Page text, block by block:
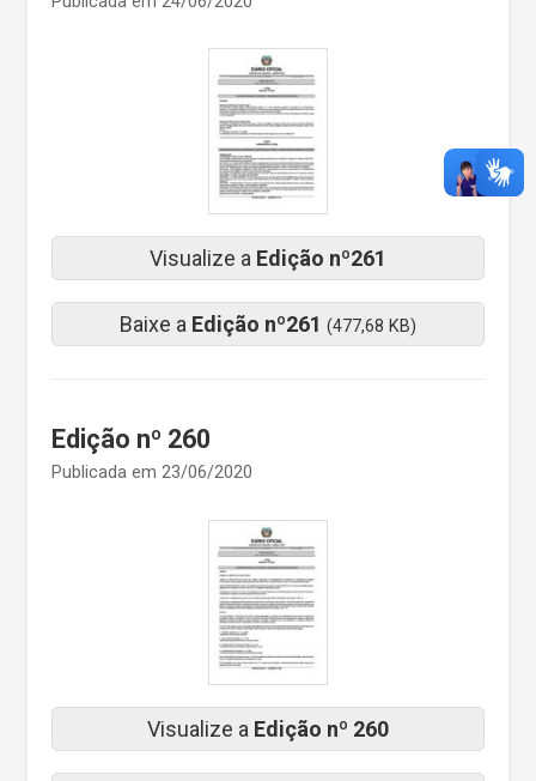
Visualize a Edição nº261
Baixe a Edição nº261 (477,68 KB)
Edição nº 260
Publicada em 23/06/2020
Visualize a Edição nº 260